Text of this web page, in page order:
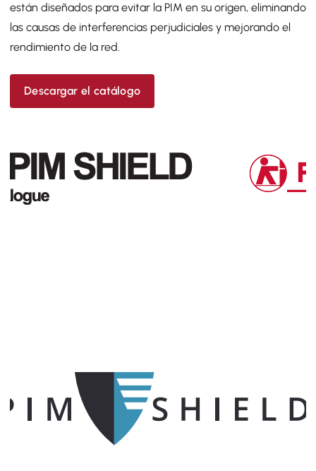
están diseñados para evitar la PIM en su origen, eliminando
las causas de interferencias perjudiciales y mejorando el
rendimiento de la red.
Descargar el catálogo